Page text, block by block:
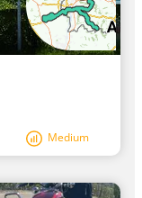
Medium